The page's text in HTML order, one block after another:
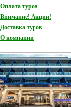
Оплата туров
Внимание! Акции!
Доставка туров
О компании